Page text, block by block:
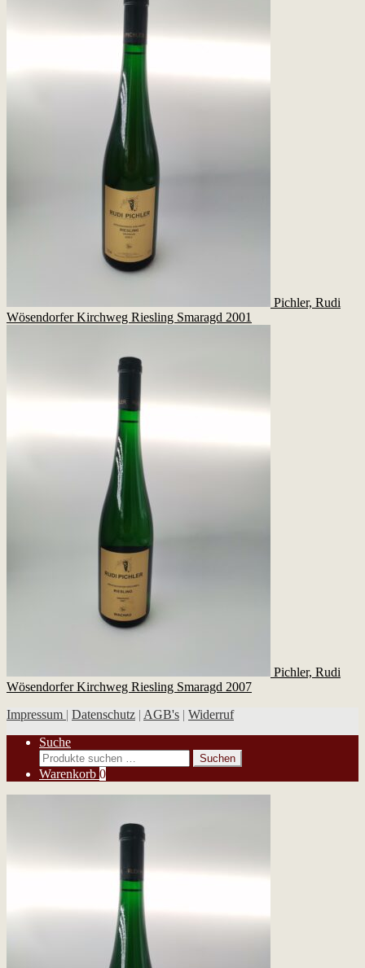
Pichler, Rudi
Wösendorfer Kirchweg Riesling Smaragd 2001
Pichler, Rudi
Wösendorfer Kirchweg Riesling Smaragd 2007
Impressum | Datenschutz | AGB's | Widerruf
Suche
Suchen
nach:
Suchen
Warenkorb 0